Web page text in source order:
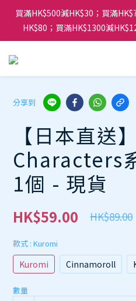
買滿HK$500減HK$30；買滿
HK$80；買滿HK$1300減
分享到
【日本直送
Characters
1個 - 現貨
HK$59.00 HK$89.00
款式 : Kuromi
Kuromi Cinnamoroll
數量